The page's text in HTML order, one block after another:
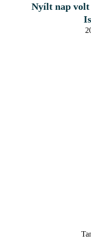
Nyílt nap volt